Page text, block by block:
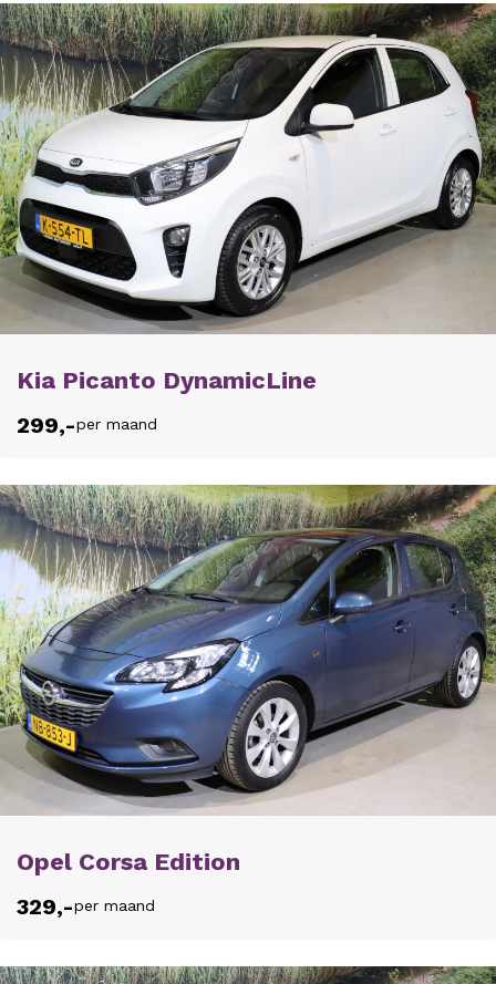
Kia Picanto DynamicLine
299,-per maand
Opel Corsa Edition
329,-per maand